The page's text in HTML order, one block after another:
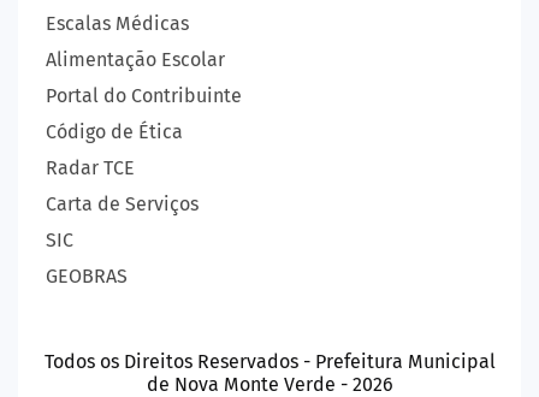
Escalas Médicas
Alimentação Escolar
Portal do Contribuinte
Código de Ética
Radar TCE
Carta de Serviços
SIC
GEOBRAS
Todos os Direitos Reservados - Prefeitura Municipal
de Nova Monte Verde - 2026